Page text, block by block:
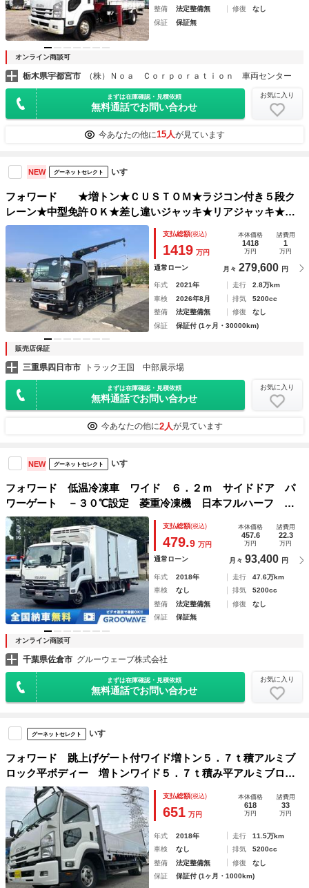
整備
法定整備無 修復
なし
保証
保証無
オンライン商談可
栃木県宇都宮市 （株）Ｎｏａ Ｃｏｒｐｏｒａｔｉｏｎ 車両センター
まずは在庫確認・見積依頼
無料通話でお問い合わせ
お気に入り
今あなたの他に15人が見ています
NEW グーネットセレクト いすゞ
フォワード ★増トン★ＣＵＳＴＯＭ★ラジコン付き５段ク
レーン★中型免許ＯＫ★差し違いジャッキ★リアジャッキ★６
ｍボディ★５方開アルミあおり★■クレーンメーカー：古河ユニ
ック 型式：ＵＲＧ３７５■フックイン
支払総額(税込)
1419 万円
本体価格
1418
万円
諸費用
1
万円
通常ローン 月々 279,600 円
年式 2021年 走行
2.8万km
車検
2026年8月 排気
5200cc
整備
法定整備無 修復
なし
保証
保証付 (1ヶ月・30000km)
販売店保証
三重県四日市市 トラック王国 中部展示場
まずは在庫確認・見積依頼
無料通話でお問い合わせ
お気に入り
今あなたの他に2人が見ています
NEW グーネットセレクト いすゞ
フォワード 低温冷凍車 ワイド ６．２ｍ サイドドア パ
ワーゲート －３０℃設定 菱重冷凍機 日本フルハーフ 格
納ゲート１ｔ ラジコン リア観音扉 床縞アルミ ラッシン
グ２段 ６，３１０×２，３００×２，１９０ ６速マニュア
ル ベッド付 バックカメラ キセノン
支払総額(税込)
479.9 万円
本体価格
457.6
万円
諸費用
22.3
万円
通常ローン 月々 93,400 円
年式 2018年 走行
47.6万km
車検
なし 排気
5200cc
整備
法定整備無 修復
なし
保証
保証無
オンライン商談可
千葉県佐倉市 グルーウェーブ株式会社
まずは在庫確認・見積依頼
無料通話でお問い合わせ
お気に入り
グーネットセレクト いすゞ
フォワード 跳上げゲート付ワイド増トン５．７ｔ積アルミブ
ロック平ボディー 増トンワイド５．７ｔ積み平アルミブロッ
ク ６速ＭＴ ＥＴＣ バックカメラ 社外ナビ付 荷台内寸
長５７０幅２３７高６０ｃｍ 新明和製跳ね上げパワーゲート
付 車両総重量１０８９５キロ 中型免許対応
支払総額(税込)
651 万円
本体価格
618
万円
諸費用
33
万円
年式 2018年 走行
11.5万km
車検
なし 排気
5200cc
整備
法定整備無 修復
なし
保証
保証付 (1ヶ月・1000km)